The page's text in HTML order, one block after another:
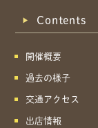
Contents
開催概要
過去の様子
交通アクセス
出店情報